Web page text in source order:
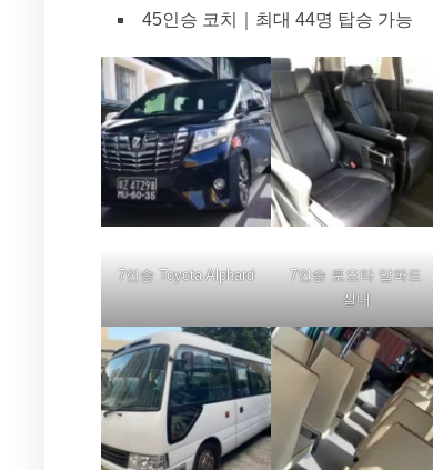
45인승 코치｜최대 44명 탑승 가능
7인승 Toyota Alphard
7인승 토요타 알파드
실내